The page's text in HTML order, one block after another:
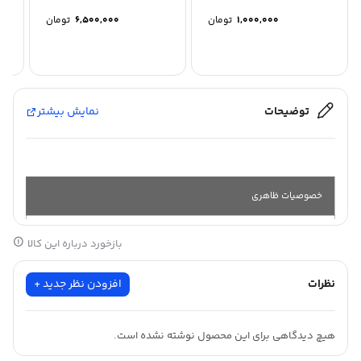
1,000,000 تومان 6,500,000 تومان
توضیحات نمایش بیشتر
خصوصیات ظاهری
ضد
آب
25
متر
عرض :
سانت
بازخورد درباره این کالا
نظرات افزودن نظر جدید +
هیچ دیدگاهی برای این محصول نوشته نشده است.